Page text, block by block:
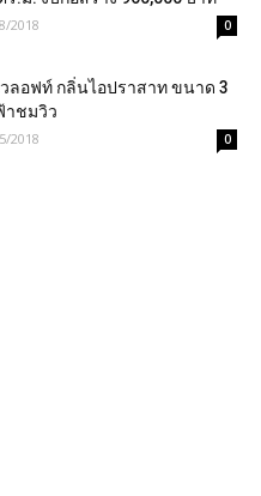
2018 0
ลอฟท์ กลิ่นไอปราสาท ขนาด 3
าชมวิว
2018 0